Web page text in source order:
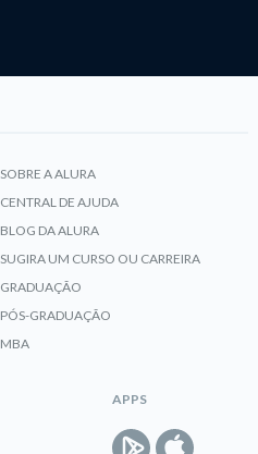
SOBRE A ALURA
CENTRAL DE AJUDA
BLOG DA ALURA
SUGIRA UM CURSO OU CARREIRA
GRADUAÇÃO
PÓS-GRADUAÇÃO
MBA
APPS